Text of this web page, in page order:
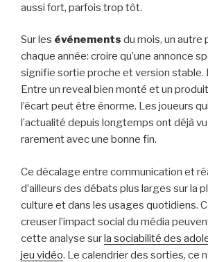
aussi fort, parfois trop tôt.
Sur les événements du mois, un autre
chaque année: croire qu’une annonce
signifie sortie proche et version stable.
Entre un reveal bien monté et un
l’écart peut être énorme. Les joueurs
l’actualité depuis longtemps ont déjà
rarement avec une bonne fin.
Ce décalage entre communication et
d’ailleurs des débats plus larges sur la
culture et dans les usages quotidiens.
creuser l’impact social du média
cette analyse surla sociabilité des
jeu vidéo. Le calendrier des sorties, ce